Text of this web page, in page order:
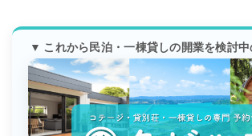
▼ これから民泊・一棟貸しの開業を検討